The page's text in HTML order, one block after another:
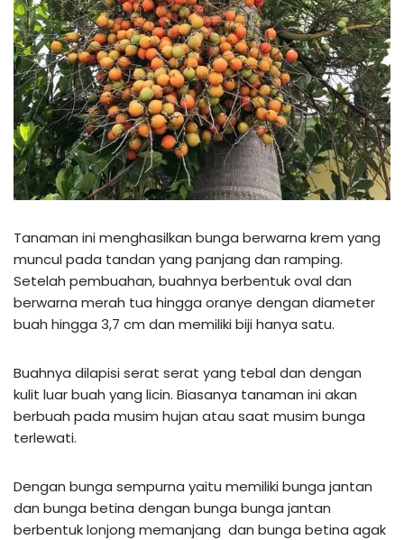
Tanaman ini menghasilkan bunga berwarna krem yang
muncul pada tandan yang panjang dan ramping.
Setelah pembuahan, buahnya berbentuk oval dan
berwarna merah tua hingga oranye dengan diameter
buah hingga 3,7 cm dan memiliki biji hanya satu.
Buahnya dilapisi serat serat yang tebal dan dengan
kulit luar buah yang licin. Biasanya tanaman ini akan
berbuah pada musim hujan atau saat musim bunga
terlewati.
Dengan bunga sempurna yaitu memiliki bunga jantan
dan bunga betina dengan bunga bunga jantan
berbentuk lonjong memanjang dan bunga betina agak